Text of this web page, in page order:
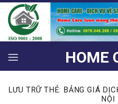
Bỏ
qua
nội
dung
HOME
LƯU TRỮ THẺ: BẢNG GIÁ
NỘI